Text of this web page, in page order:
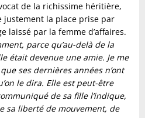
de la richissime héritière,
justement la place prise par
laissé par la femme d’affaires.
parce qu’au-delà de la
était devenue une amie. Je me
ses dernières années n’ont
le dira. Elle est peut-être
de sa fille l’indique,
sa liberté de mouvement, de